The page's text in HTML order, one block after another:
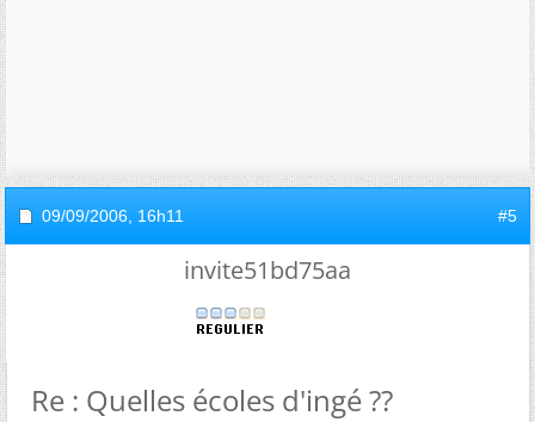
09/09/2006, 16h11 #5
invite51bd75aa
Re : Quelles écoles d'ingé ??